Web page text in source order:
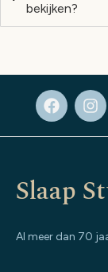
bekijken?
Slaap
Al meer dan 70